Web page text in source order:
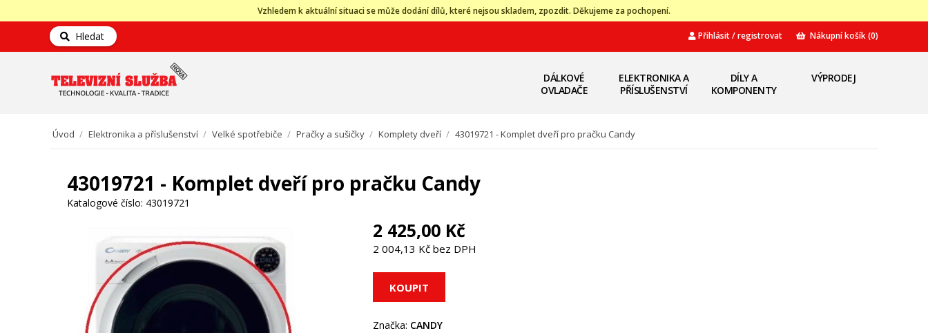
Vzhledem k aktuální situaci se může dodání dílů, které nejsou skladem, zpozdit. Děkujeme za pochopení.
Hledat Přihlásit / registrovat Nákupní košík(0)
DÁLKOVÉ
OVLADAČE
ELEKTRONIKA A
PŘÍSLUŠENSTVÍ
DÍLY A
KOMPONENTY
VÝPRODEJ
Úvod / Elektronika a příslušenství / Velké spotřebiče / Pračky a sušičky / Komplety dveří / 43019721 - Komplet dveří pro pračku Candy
43019721 - Komplet dveří pro pračku Candy
Katalogové číslo: 43019721
2 425,00 Kč
2 004,13 Kč bez DPH
Značka: CANDY